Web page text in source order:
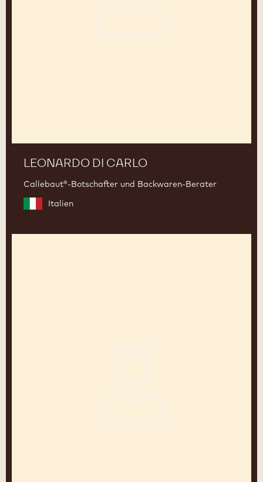
LEONARDO DI CARLO
Callebaut®-Botschafter und Backwaren-Berater
Italien